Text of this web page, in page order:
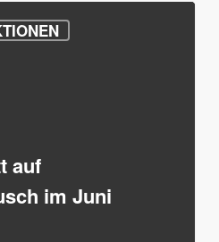
auf
im Juni